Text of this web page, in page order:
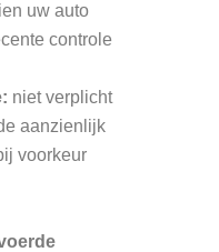
uw auto
controle
niet verplicht
aanzienlijk
voorkeur